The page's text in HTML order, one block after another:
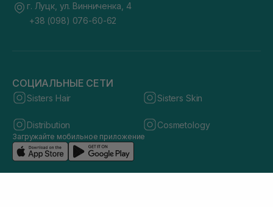
г. Луцк, ул. Винниченка, 4
+38 (098) 076-60-62
СОЦИАЛЬНЫЕ СЕТИ
Sisters Hair Sisters Skin
Distribution Cosmetology
Загружайте мобильное приложение